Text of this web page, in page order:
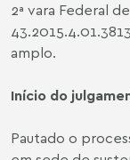
2ª vara Federal
amplo.
Início do
Pautado o